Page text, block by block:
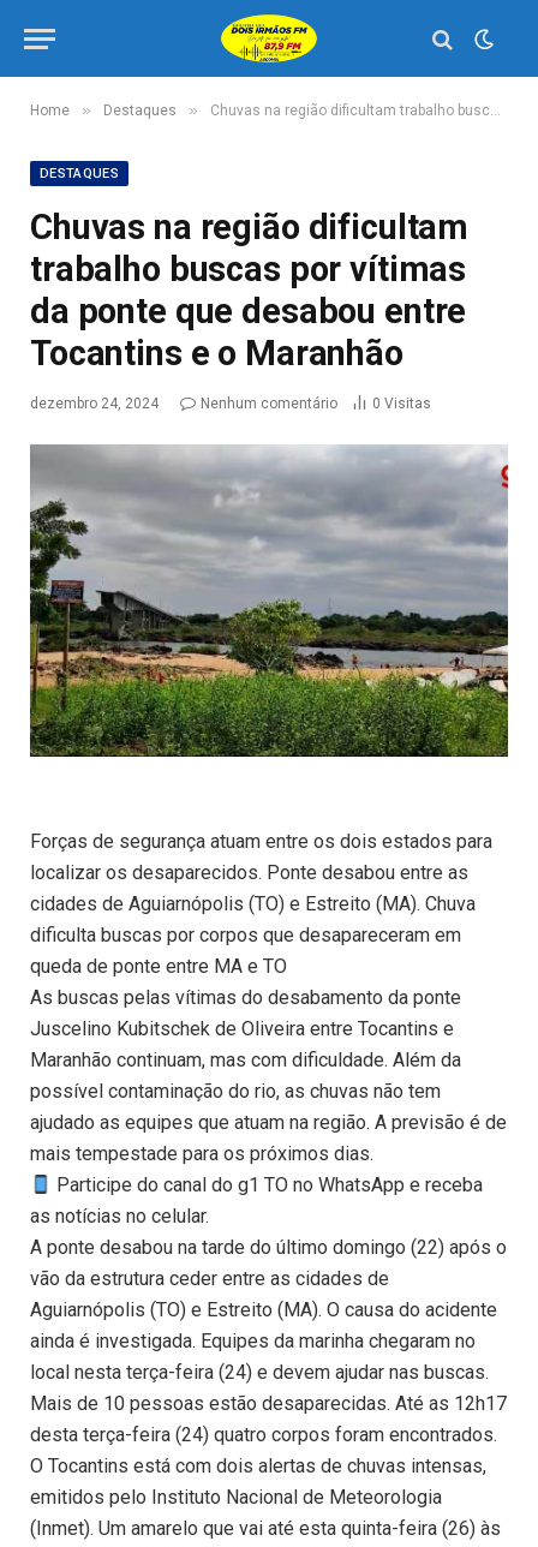
Home » Destaques » Chuvas na região dificultam trabalho buscas por vítimas da ponte que desabou entre Tocantins e o Maranhão
DESTAQUES
Chuvas na região dificultam
trabalho buscas por vítimas
da ponte que desabou entre
Tocantins e o Maranhão
dezembro 24, 2024 Nenhum comentário 0 Visitas
Forças de segurança atuam entre os dois estados para
localizar os desaparecidos. Ponte desabou entre as
cidades de Aguiarnópolis (TO) e Estreito (MA). Chuva
dificulta buscas por corpos que desapareceram em
queda de ponte entre MA e TO
As buscas pelas vítimas do desabamento da ponte
Juscelino Kubitschek de Oliveira entre Tocantins e
Maranhão continuam, mas com dificuldade. Além da
possível contaminação do rio, as chuvas não tem
ajudado as equipes que atuam na região. A previsão é de
mais tempestade para os próximos dias.
Participe do canal do g1 TO no WhatsApp e receba
as notícias no celular.
A ponte desabou na tarde do último domingo (22) após o
vão da estrutura ceder entre as cidades de
Aguiarnópolis (TO) e Estreito (MA). O causa do acidente
ainda é investigada. Equipes da marinha chegaram no
local nesta terça-feira (24) e devem ajudar nas buscas.
Mais de 10 pessoas estão desaparecidas. Até as 12h17
desta terça-feira (24) quatro corpos foram encontrados.
O Tocantins está com dois alertas de chuvas intensas,
emitidos pelo Instituto Nacional de Meteorologia
(Inmet). Um amarelo que vai até esta quinta-feira (26) às